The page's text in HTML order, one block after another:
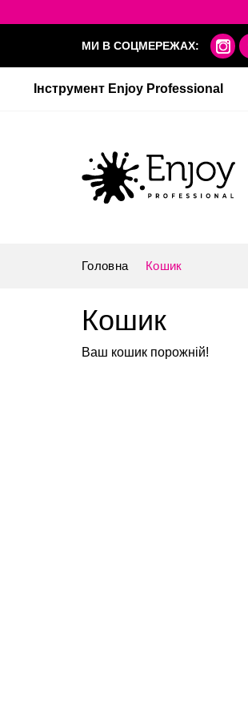
МИ В СОЦМЕРЕЖАХ:
Інструмент Enjoy Professional
Головна Кошик
Кошик
Ваш кошик порожній!